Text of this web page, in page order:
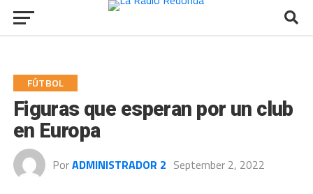
FÚTBOL
Figuras que esperan por un club
en Europa
PorADMINISTRADOR 2 September 2, 2022